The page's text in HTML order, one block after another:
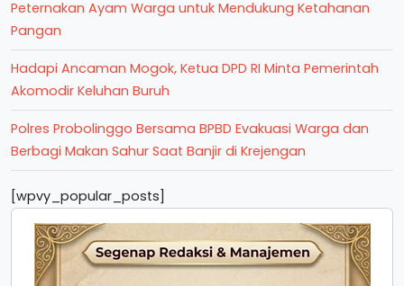
Peternakan Ayam Warga untuk Mendukung Ketahanan
Pangan
Hadapi Ancaman Mogok, Ketua DPD RI Minta Pemerintah
Akomodir Keluhan Buruh
Polres Probolinggo Bersama BPBD Evakuasi Warga dan
Berbagi Makan Sahur Saat Banjir di Krejengan
[wpvy_popular_posts]